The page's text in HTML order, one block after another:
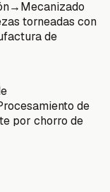
→Mecanizado
torneadas con
de
de
por chorro de